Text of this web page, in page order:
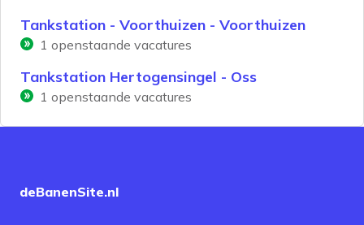
Tankstation - Voorthuizen - Voorthuizen
1 openstaande vacatures
Tankstation Hertogensingel - Oss
1 openstaande vacatures
deBanenSite.nl